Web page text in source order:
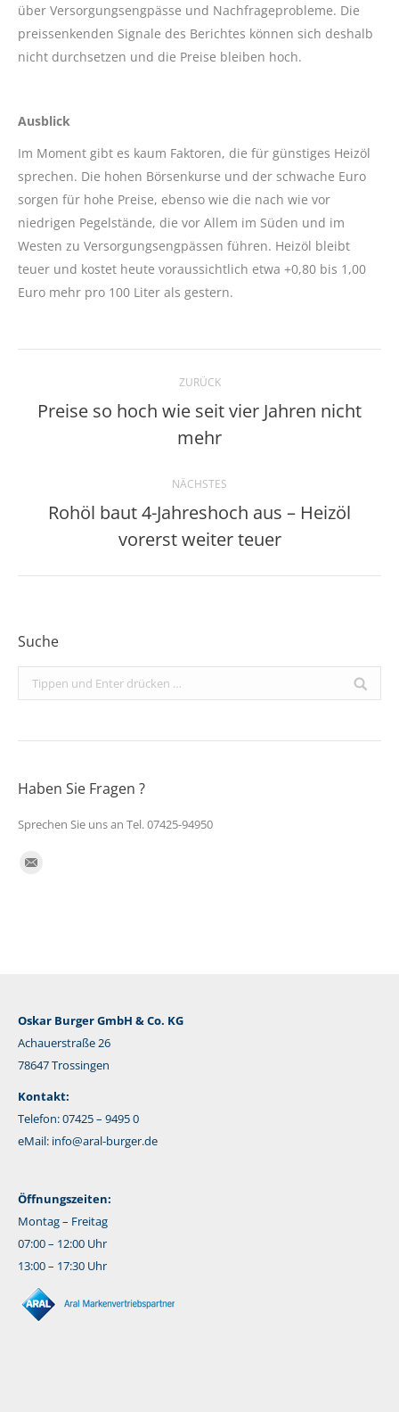
über Versorgungsengpässe und Nachfrageprobleme. Die
preissenkenden Signale des Berichtes können sich deshalb
nicht durchsetzen und die Preise bleiben hoch.
Ausblick
Im Moment gibt es kaum Faktoren, die für günstiges Heizöl
sprechen. Die hohen Börsenkurse und der schwache Euro
sorgen für hohe Preise, ebenso wie die nach wie vor
niedrigen Pegelstände, die vor Allem im Süden und im
Westen zu Versorgungsengpässen führen. Heizöl bleibt
teuer und kostet heute voraussichtlich etwa +0,80 bis 1,00
Euro mehr pro 100 Liter als gestern.
Kommentarnavigation
ZURÜCK
Vorheriger
Beitrag:
Preise so hoch wie seit vier Jahren nicht
mehr
NÄCHSTES
Nächster
Beitrag:
Rohöl baut 4-Jahreshoch aus – Heizöl
vorerst weiter teuer
Suche
Search:
Haben Sie Fragen ?
Sprechen Sie uns an Tel. 07425-94950
Finden Sie uns auf:
Oskar Burger GmbH & Co. KG
Achauerstraße 26
78647 Trossingen
Kontakt:
Telefon: 07425 – 9495 0
eMail: info@aral-burger.de
Öffnungszeiten:
Montag – Freitag
07:00 – 12:00 Uhr
13:00 – 17:30 Uhr